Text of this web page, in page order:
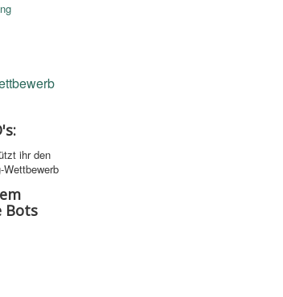
ihr den
­Wettbe­werb
Bots